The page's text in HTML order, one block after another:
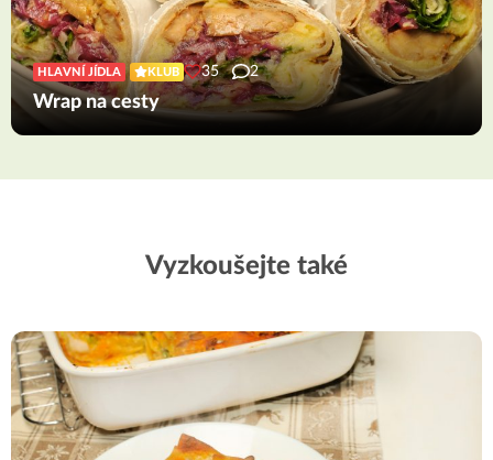
HLAVNÍ JÍDLA KLUB 35 2
Wrap na cesty
Vyzkoušejte také